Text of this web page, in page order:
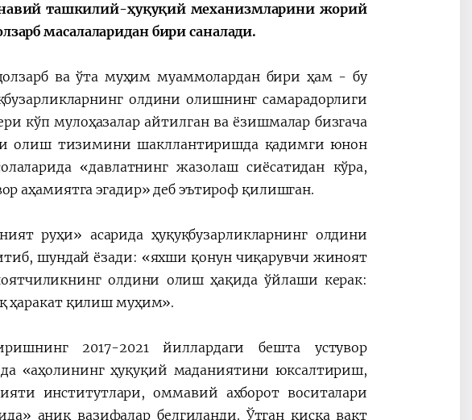
ташкилий-ҳуқуқий механизмларини жорий
масалаларидан бири саналади.
ва ўта муҳим муаммолардан бири ҳам - бу
олдини олишнинг самарадорлиги
кўп мулоҳазалар айтилган ва ёзишмалар бизгача
олиш тизимини шакллантиришда қадимги юнон
«давлатнинг жазолаш сиёсатидан кўра,
аҳамиятга эгадир» деб эътироф қилишган.
руҳи» асарида ҳуқуқбузарликларнинг олдини
шундай ёзади: «яхши қонун чиқарувчи жиноят
олдини олиш ҳақида ўйлаши керак:
ҳаракат қилиш муҳим».
2017-2021 йиллардаги бешта устувор
«аҳолининг ҳуқуқий маданиятини юксалтириш,
институтлари, оммавий ахборот воситалари
аниқ вазифалар белгиланди. Ўтган қисқа вақт